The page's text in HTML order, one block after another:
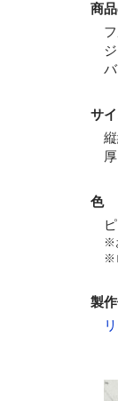
商
サ
色
※
※
製